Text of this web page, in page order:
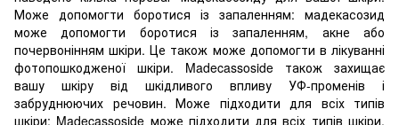
Може допомогти боротися із запаленням: мадекасозид
може допомогти боротися із запаленням, акне або
почервонінням шкіри. Це також може допомогти в лікуванні
фотопошкодженої шкіри. Madecassoside також захищає
вашу шкіру від шкідливого впливу УФ-променів і
забруднюючих речовин. Може підходити для всіх типів
шкіри: Madecassoside може підходити для всіх типів шкіри.